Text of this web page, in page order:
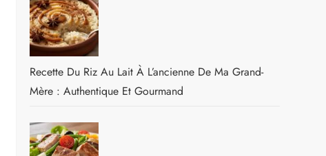
Recette Du Riz Au Lait À L’ancienne De Ma Grand-
Mère : Authentique Et Gourmand